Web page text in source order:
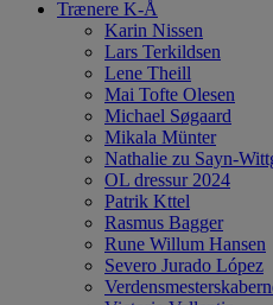
Trænere K-Å
Karin Nissen
Lars Terkildsen
Lene Theill
Mai Tofte Olesen
Michael Søgaard
Mikala Münter
Nathalie zu Sayn-
OL dressur 2024
Patrik Kttel
Rasmus Bagger
Rune Willum Hansen
Severo Jurado López